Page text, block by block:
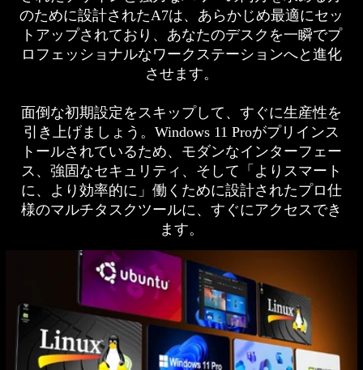
のために設計されたA7は、あらかじめ最適にセッ
トアップされており、あなたのデスクを一瞬でプ
ロフェッショナルなワークステーションへと進化
させます。
面倒な初期設定をスキップして、すぐに生産性を
引き上げましょう。Windows 11 Proがプリインス
トールされているため、モダンなインターフェー
ス、強固なセキュリティ、そして「よりスマート
に、より効率的に」働くために設計されたプロ仕
様のマルチタスクツールに、すぐにアクセスでき
ます。